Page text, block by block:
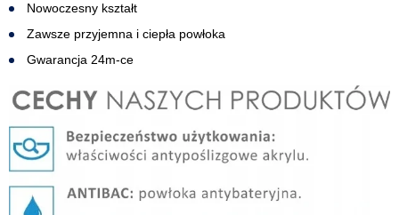
Nowoczesny kształt
Zawsze przyjemna i ciepła powłoka
Gwarancja 24m-ce